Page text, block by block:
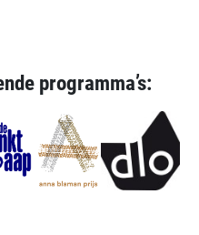
programma’s: